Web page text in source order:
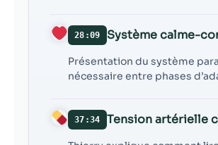
28:09 Système calme-
Présentation du système
nécessaire entre phases
37:34 Tension artérielle